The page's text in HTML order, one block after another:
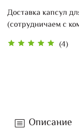
(4)
Доставка капсул
(сотрудничаем с
Описание